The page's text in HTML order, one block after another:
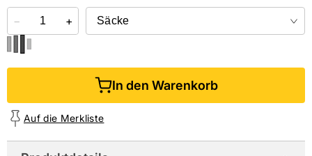
Online kaufen &kostenlos
− +
In den Warenkorb
Auf die Merkliste